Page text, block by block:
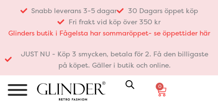
innehåll
Snabb leverans 3-5 dagar
30 Dagars öppet köp
Fri frakt vid köp över 350 kr
Glinders butik i Fågelsta har sommaröppet- se öppettider här
JUST NU - Köp 3 smycken, betala för 2. Få den billigaste
på köpet. Gäller i butik och online.
0
Varukorg